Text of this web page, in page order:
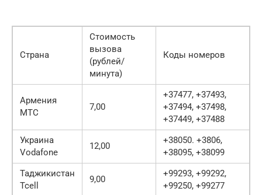
Страна
Стоимость
вызова
(рублей/
минута)
Коды номеров
Армения
МТС
7,00
+37477, +37493,
+37494, +37498,
+37449, +37488
Украина
Vodafone
12,00
+38050. +3806,
+38095, +38099
Таджикистан
Tcell
9,00
+99293, +99292,
+99250, +99277